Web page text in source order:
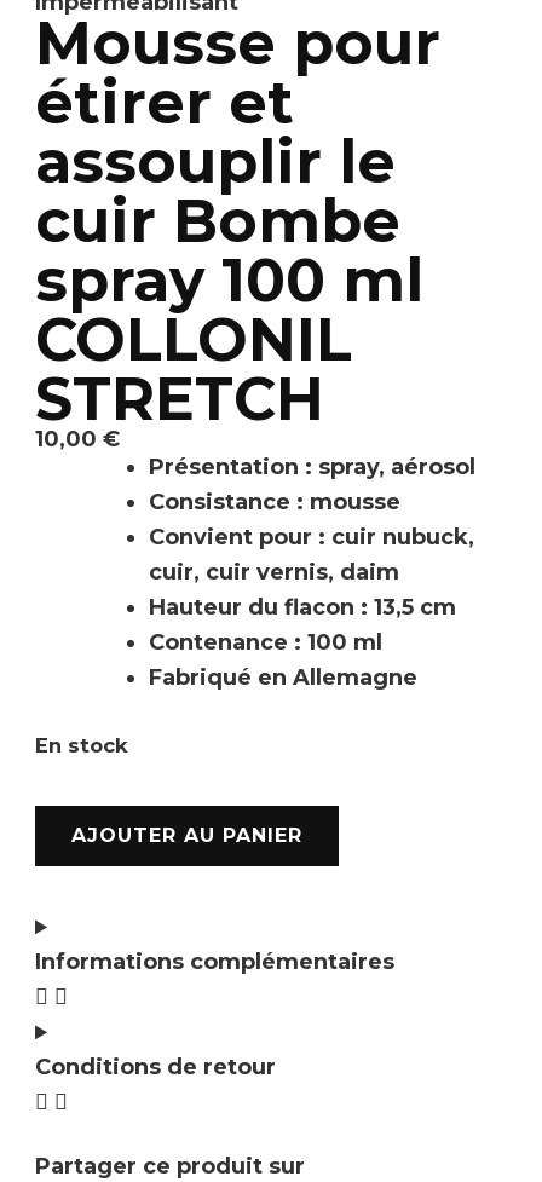
Mousse pour
étirer et
assouplir le
cuir Bombe
spray 100 ml
COLLONIL
STRETCH
10,00 €
Présentation : spray, aérosol
Consistance : mousse
Convient pour : cuir nubuck,
cuir, cuir vernis, daim
Hauteur du flacon : 13,5 cm
Contenance : 100 ml
Fabriqué en Allemagne
En stock
AJOUTER AU PANIER
Informations complémentaires
Conditions de retour
Partager ce produit sur